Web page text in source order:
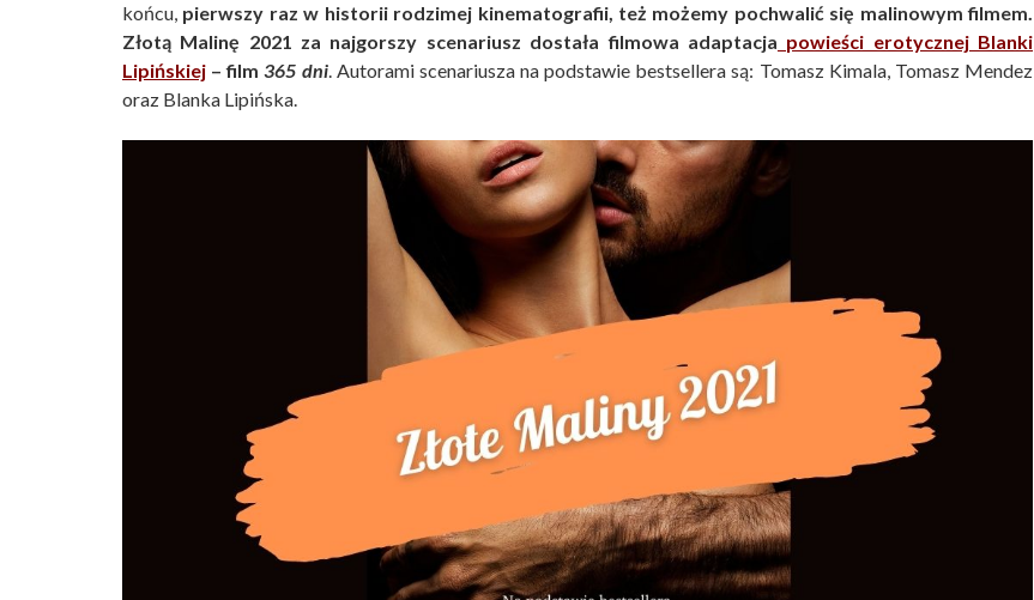
końcu, pierwszy raz w historii rodzimej kinematografii, też możemy pochwalić się malinowym filmem.
Złotą Malinę 2021 za najgorszy scenariusz dostała filmowa adaptacja powieści erotycznej Blanki
Lipińskiej – film365 dni. Autorami scenariusza na podstawie bestsellera są: Tomasz Kimala, Tomasz Mendez
oraz Blanka Lipińska.